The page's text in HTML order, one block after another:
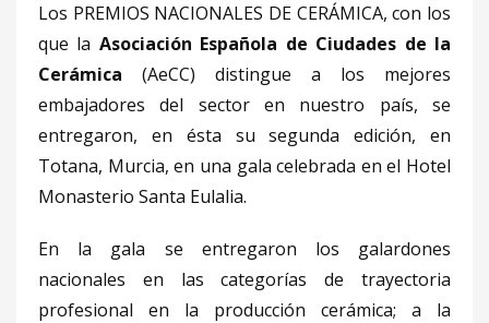
Los PREMIOS NACIONALES DE CERÁMICA, con los
que la Asociación Española de Ciudades de la
Cerámica (AeCC) distingue a los mejores
embajadores del sector en nuestro país, se
entregaron, en ésta su segunda edición, en
Totana, Murcia, en una gala celebrada en el Hotel
Monasterio Santa Eulalia.
En la gala se entregaron los galardones
nacionales en las categorías de trayectoria
profesional en la producción cerámica; a la